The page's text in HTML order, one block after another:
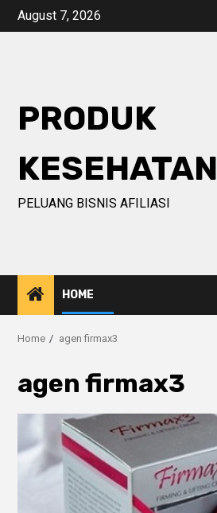
SkipAugust 7, 2026
PRODUK
KESEHATAN
PELUANG BISNIS AFILIASI
HOME
Home agen firmax3
agen firmax3